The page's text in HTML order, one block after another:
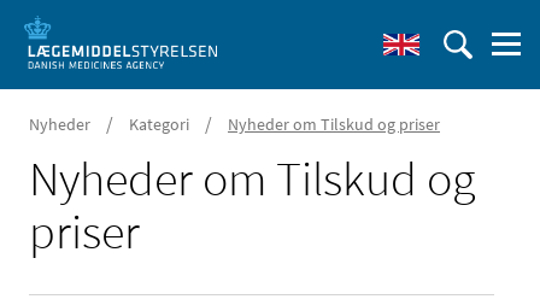
Nyheder / Kategori / Nyheder om Tilskud og priser
Nyheder om Tilskud og
priser